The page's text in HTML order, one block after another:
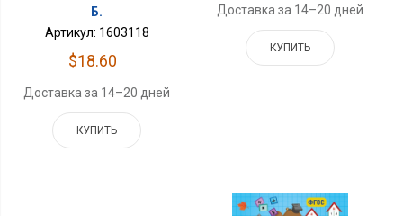
Б.
Артикул: 1603118
$18.60
Доставка за 14–20 дней
КУПИТЬ
Доставка за 14–20 дней
КУПИТЬ